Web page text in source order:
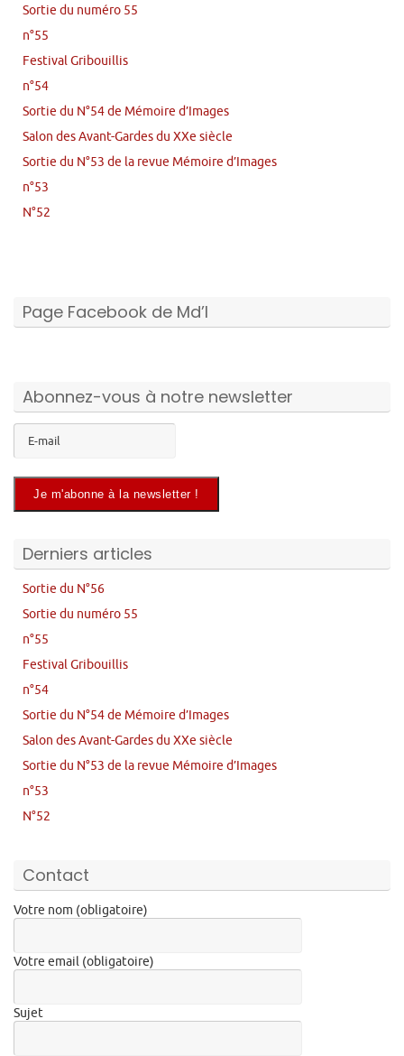
Sortie du numéro 55
n°55
Festival Gribouillis
n°54
Sortie du N°54 de Mémoire d’Images
Salon des Avant-Gardes du XXe siècle
Sortie du N°53 de la revue Mémoire d’Images
n°53
N°52
Page Facebook de Md’I
Abonnez-vous à notre newsletter
Derniers articles
Sortie du N°56
Sortie du numéro 55
n°55
Festival Gribouillis
n°54
Sortie du N°54 de Mémoire d’Images
Salon des Avant-Gardes du XXe siècle
Sortie du N°53 de la revue Mémoire d’Images
n°53
N°52
Contact
Votre nom (obligatoire)
Votre email (obligatoire)
Sujet